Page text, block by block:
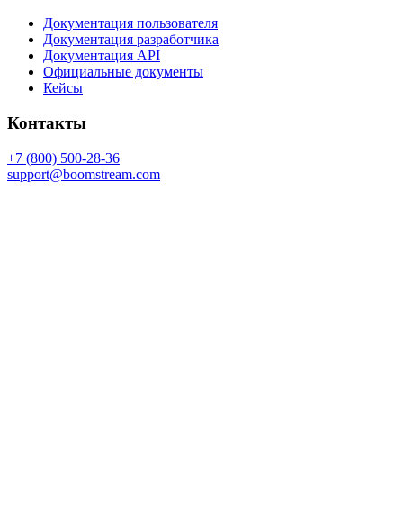
Документация пользователя
Документация разработчика
Документация API
Официальные документы
Кейсы
Контакты
+7 (800) 500-28-36
support@boomstream.com